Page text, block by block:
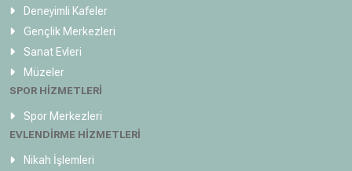
Deneyimli Kafeler
Gençlik Merkezleri
Sanat Evleri
Müzeler
SPOR HİZMETLERİ
Spor Merkezleri
EVLENDİRME HİZMETLERİ
Nikah İşlemleri